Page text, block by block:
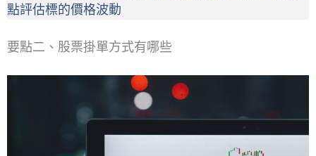
點評估標的價格波動
要點二、股票掛單方式有哪些